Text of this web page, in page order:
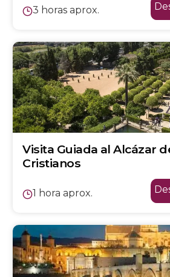
3 horas aprox.
Visita Guiada al Alcázar
Cristianos
1 hora aprox.